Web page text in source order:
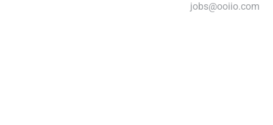
jobs@ooiio.com